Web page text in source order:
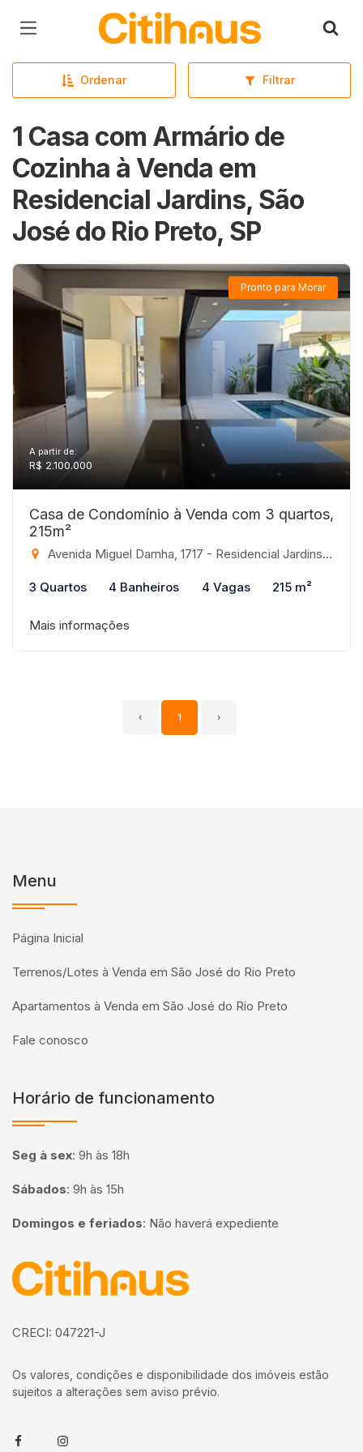
Página inicial
Ordenar Filtrar
1 Casa com Armário de
Cozinha à Venda em
Residencial Jardins, São
José do Rio Preto, SP
Pronto para Morar
A partir de:
R$ 2.100.000
Casa de Condomínio à Venda com 3 quartos,
215m²
Avenida Miguel Damha, 1717 - Residencial Jardins, São José do Rio Preto-SP
3 Quartos 4 Banheiros 4 Vagas 215 m²
Mais informações
‹ 1 ›
Menu
Página Inicial
Terrenos/Lotes à Venda em São José do Rio Preto
Apartamentos à Venda em São José do Rio Preto
Fale conosco
Horário de funcionamento
Seg à sex: 9h às 18h
Sábados: 9h às 15h
Domingos e feriados: Não haverá expediente
Página inicial
CRECI: 047221-J
Os valores, condições e disponibilidade dos imóveis estão
sujeitos a alterações sem aviso prévio.
FacebookInstagram